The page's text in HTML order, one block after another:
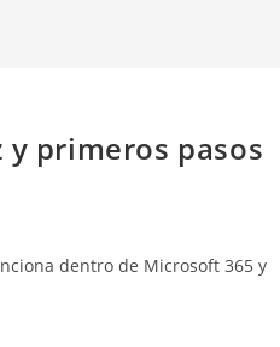
y primeros pasos
dentro de Microsoft 365 y